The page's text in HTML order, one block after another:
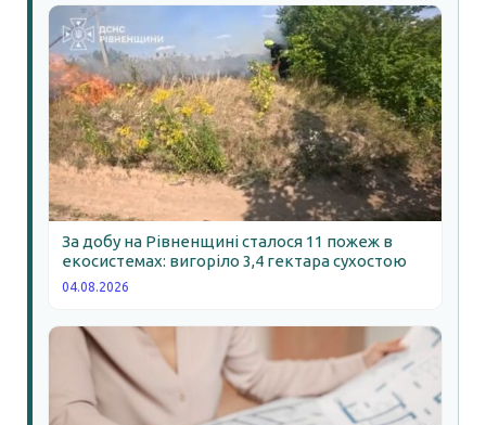
За добу на Рівненщині сталося 11 пожеж в
екосистемах: вигоріло 3,4 гектара сухостою
04.08.2026